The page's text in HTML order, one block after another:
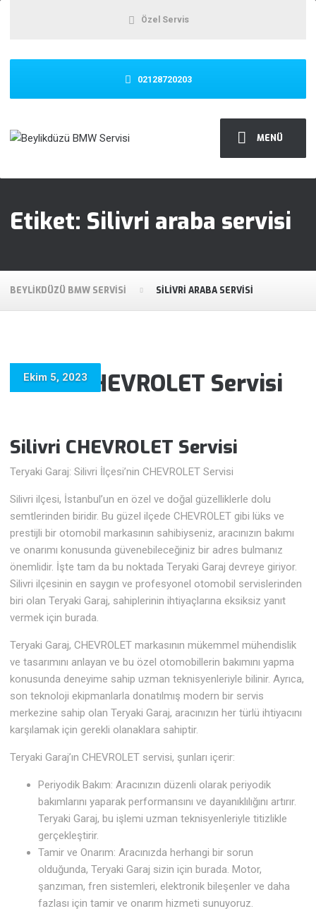
MENÜ
Özel Servis
02128720203
Etiket: Silivri araba servisi
BEYLIKDÜZÜ BMW SERVISI SILIVRI ARABA SERVISI
Silivri CHEVROLET Servisi
Ekim 5, 2023
Silivri CHEVROLET Servisi
Teryaki Garaj: Silivri İlçesi’nin CHEVROLET Servisi
Silivri ilçesi, İstanbul’un en özel ve doğal güzelliklerle dolu
semtlerinden biridir. Bu güzel ilçede CHEVROLET gibi lüks ve
prestijli bir otomobil markasının sahibiyseniz, aracınızın bakımı
ve onarımı konusunda güvenebileceğiniz bir adres bulmanız
önemlidir. İşte tam da bu noktada Teryaki Garaj devreye giriyor.
Silivri ilçesinin en saygın ve profesyonel otomobil servislerinden
biri olan Teryaki Garaj, sahiplerinin ihtiyaçlarına eksiksiz yanıt
vermek için burada.
Teryaki Garaj, CHEVROLET markasının mükemmel mühendislik
ve tasarımını anlayan ve bu özel otomobillerin bakımını yapma
konusunda deneyime sahip uzman teknisyenleriyle bilinir. Ayrıca,
son teknoloji ekipmanlarla donatılmış modern bir servis
merkezine sahip olan Teryaki Garaj, aracınızın her türlü ihtiyacını
karşılamak için gerekli olanaklara sahiptir.
Teryaki Garaj’ın CHEVROLET servisi, şunları içerir:
Periyodik Bakım: Aracınızın düzenli olarak periyodik
bakımlarını yaparak performansını ve dayanıklılığını artırır.
Teryaki Garaj, bu işlemi uzman teknisyenleriyle titizlikle
gerçekleştirir.
Tamir ve Onarım: Aracınızda herhangi bir sorun
olduğunda, Teryaki Garaj sizin için burada. Motor,
şanzıman, fren sistemleri, elektronik bileşenler ve daha
fazlası için tamir ve onarım hizmeti sunuyoruz.